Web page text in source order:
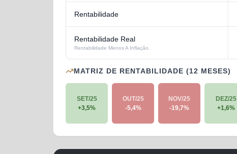
Rentabilidade
Rentabilidade Real
Rentabilidade Menos A Inflação.
MATRIZ DE RENTABILIDADE (12 MESES)
SET/25
+3,5%
OUT/25
-5,4%
NOV/25
-19,7%
DEZ/25
+1,6%